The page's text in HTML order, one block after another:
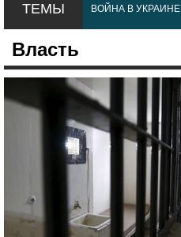
ТЕМЫ ВОЙНА В УКРАИНЕ
Власть